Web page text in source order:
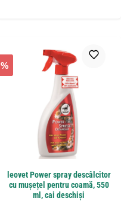
%
leovet Power spray descâlcitor
cu mușețel pentru coamă, 550
ml, cai deschiși